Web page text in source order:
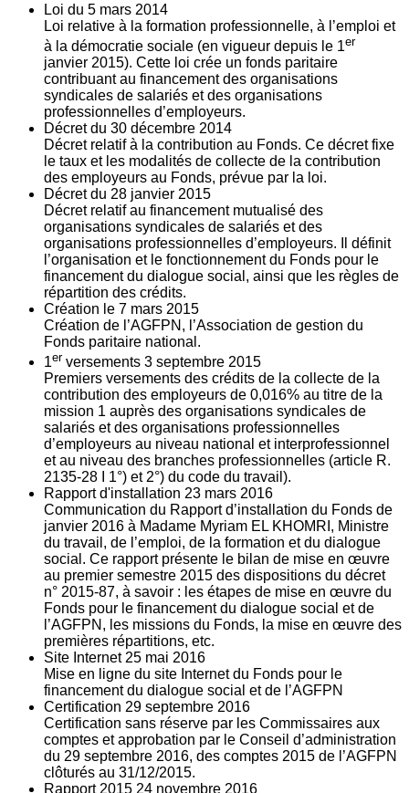
Loi du 5 mars 2014
Loi relative à la formation professionnelle, à l’emploi et
à la démocratie sociale (en vigueur depuis le 1er
janvier 2015). Cette loi crée un fonds paritaire
contribuant au financement des organisations
syndicales de salariés et des organisations
professionnelles d’employeurs.
Décret du 30 décembre 2014
Décret relatif à la contribution au Fonds. Ce décret fixe
le taux et les modalités de collecte de la contribution
des employeurs au Fonds, prévue par la loi.
Décret du 28 janvier 2015
Décret relatif au financement mutualisé des
organisations syndicales de salariés et des
organisations professionnelles d’employeurs. Il définit
l’organisation et le fonctionnement du Fonds pour le
financement du dialogue social, ainsi que les règles de
répartition des crédits.
Création le 7 mars 2015
Création de l’AGFPN, l’Association de gestion du
Fonds paritaire national.
1er versements 3 septembre 2015
Premiers versements des crédits de la collecte de la
contribution des employeurs de 0,016% au titre de la
mission 1 auprès des organisations syndicales de
salariés et des organisations professionnelles
d’employeurs au niveau national et interprofessionnel
et au niveau des branches professionnelles (article R.
2135‐28 I 1°) et 2°) du code du travail).
Rapport d'installation 23 mars 2016
Communication du Rapport d’installation du Fonds de
janvier 2016 à Madame Myriam EL KHOMRI, Ministre
du travail, de l’emploi, de la formation et du dialogue
social. Ce rapport présente le bilan de mise en œuvre
au premier semestre 2015 des dispositions du décret
n° 2015-87, à savoir : les étapes de mise en œuvre du
Fonds pour le financement du dialogue social et de
l’AGFPN, les missions du Fonds, la mise en œuvre des
premières répartitions, etc.
Site Internet 25 mai 2016
Mise en ligne du site Internet du Fonds pour le
financement du dialogue social et de l’AGFPN
Certification 29 septembre 2016
Certification sans réserve par les Commissaires aux
comptes et approbation par le Conseil d’administration
du 29 septembre 2016, des comptes 2015 de l’AGFPN
clôturés au 31/12/2015.
Rapport 2015 24 novembre 2016